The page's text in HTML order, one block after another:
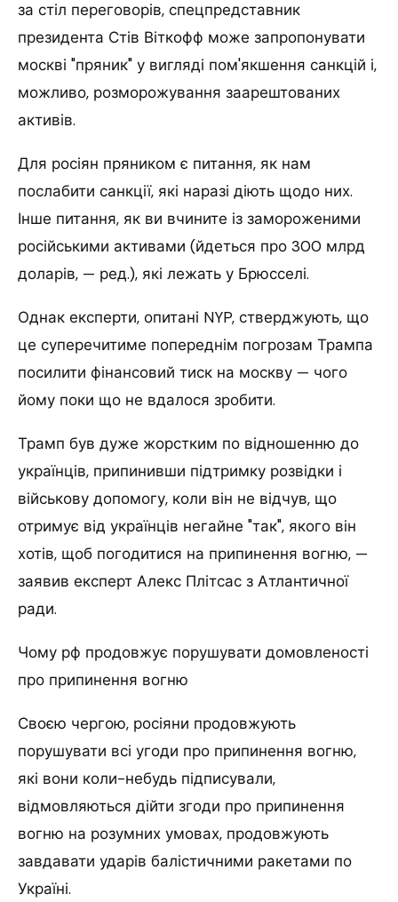
за стіл переговорів, спецпредставник
президента Стів Віткофф може запропонувати
москві "пряник" у вигляді пом'якшення санкцій і,
можливо, розморожування заарештованих
активів.
Для росіян пряником є питання, як нам
послабити санкції, які наразі діють щодо них.
Інше питання, як ви вчините із замороженими
російськими активами (йдеться про 300 млрд
доларів, — ред.), які лежать у Брюсселі.
Однак експерти, опитані NYP, стверджують, що
це суперечитиме попереднім погрозам Трампа
посилити фінансовий тиск на москву — чого
йому поки що не вдалося зробити.
Трамп був дуже жорстким по відношенню до
українців, припинивши підтримку розвідки і
військову допомогу, коли він не відчув, що
отримує від українців негайне "так", якого він
хотів, щоб погодитися на припинення вогню, —
заявив експерт Алекс Плітсас з Атлантичної
ради.
Чому рф продовжує порушувати домовленості
про припинення вогню
Своєю чергою, росіяни продовжують
порушувати всі угоди про припинення вогню,
які вони коли-небудь підписували,
відмовляються дійти згоди про припинення
вогню на розумних умовах, продовжують
завдавати ударів балістичними ракетами по
Україні.